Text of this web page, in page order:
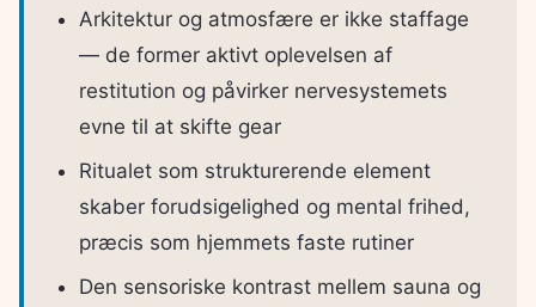
Arkitektur og atmosfære er ikke staffage
— de former aktivt oplevelsen af
restitution og påvirker nervesystemets
evne til at skifte gear
Ritualet som strukturerende element
skaber forudsigelighed og mental frihed,
præcis som hjemmets faste rutiner
Den sensoriske kontrast mellem sauna og